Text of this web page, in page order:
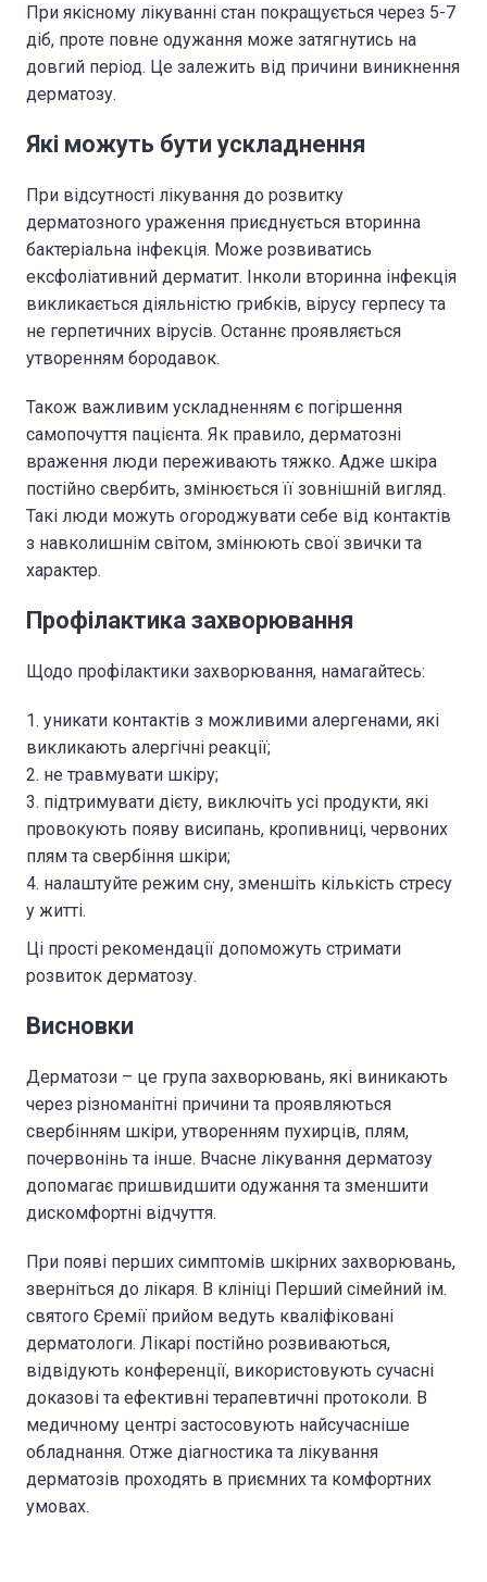
При якісному лікуванні стан покращується через 5-7
діб, проте повне одужання може затягнутись на
довгий період. Це залежить від причини виникнення
дерматозу.
Які можуть бути ускладнення
При відсутності лікування до розвитку
дерматозного ураження приєднується вторинна
бактеріальна інфекція. Може розвиватись
ексфоліативний дерматит. Інколи вторинна інфекція
викликається діяльністю грибків, вірусу герпесу та
не герпетичних вірусів. Останнє проявляється
утворенням бородавок.
Також важливим ускладненням є погіршення
самопочуття пацієнта. Як правило, дерматозні
враження люди переживають тяжко. Адже шкіра
постійно свербить, змінюється її зовнішній вигляд.
Такі люди можуть огороджувати себе від контактів
з навколишнім світом, змінюють свої звички та
характер.
Профілактика захворювання
Щодо профілактики захворювання, намагайтесь:
уникати контактів з можливими алергенами, які
викликають алергічні реакції;
не травмувати шкіру;
підтримувати дієту, виключіть усі продукти, які
провокують появу висипань, кропивниці, червоних
плям та свербіння шкіри;
налаштуйте режим сну, зменшіть кількість стресу
у житті.
Ці прості рекомендації допоможуть стримати
розвиток дерматозу.
Висновки
Дерматози – це група захворювань, які виникають
через різноманітні причини та проявляються
свербінням шкіри, утворенням пухирців, плям,
почервонінь та інше. Вчасне лікування дерматозу
допомагає пришвидшити одужання та зменшити
дискомфортні відчуття.
При появі перших симптомів шкірних захворювань,
зверніться до лікаря. В клініці Перший сімейний ім.
святого Єремії прийом ведуть кваліфіковані
дерматологи. Лікарі постійно розвиваються,
відвідують конференції, використовують сучасні
доказові та ефективні терапевтичні протоколи. В
медичному центрі застосовують найсучасніше
обладнання. Отже діагностика та лікування
дерматозів проходять в приємних та комфортних
умовах.